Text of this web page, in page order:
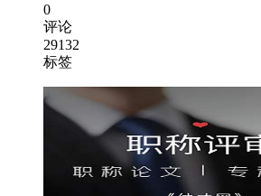
0
评论
29132
标签